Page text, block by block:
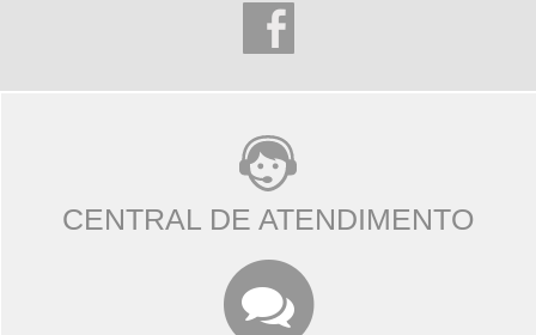
CENTRAL DE ATENDIMENTO